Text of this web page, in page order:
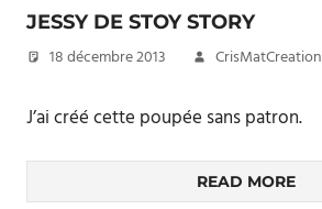
JESSY DE STOY STORY
18 décembre 2013 CrisMatCreation
J’ai créé cette poupée sans patron.
READ MORE